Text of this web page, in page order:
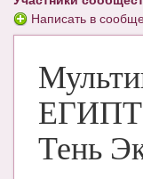
КНИГИ
Рекомендовано
Сказки
ПСИХОЛОГИЯ
Написать в
Тень